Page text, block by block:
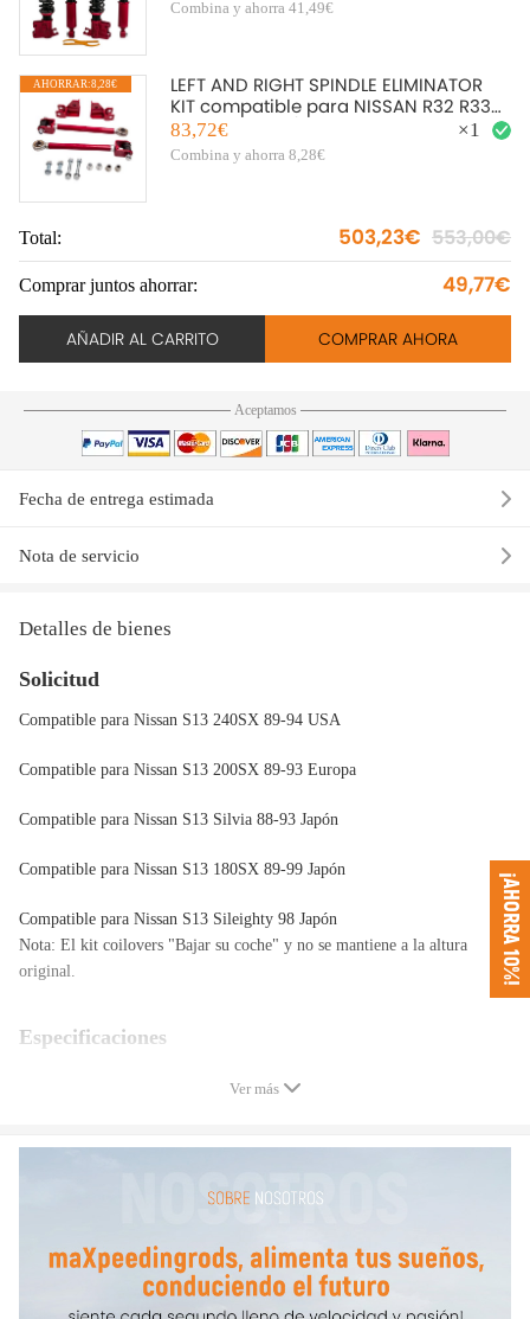
Combina y ahorra 41,49€
AHORRAR:8,28€
LEFT AND RIGHT SPINDLE ELIMINATOR
KIT compatible para NISSAN R32 R33
SKYLINE GTST / GTR A31
83,72€
Combina y ahorra 8,28€
×1
Total: 503,23€ 553,00€
Comprar juntos ahorrar: 49,77€
AÑADIR AL CARRITO COMPRAR AHORA
Aceptamos
Fecha de entrega estimada
Nota de servicio
Detalles de bienes
Solicitud
Compatible para Nissan S13 240SX 89-94 USA
Compatible para Nissan S13 200SX 89-93 Europa
Compatible para Nissan S13 Silvia 88-93 Japón
Compatible para Nissan S13 180SX 89-99 Japón
Compatible para Nissan S13 Sileighty 98 Japón
Nota: El kit coilovers "Bajar su coche" y no se mantiene a la altura
original.
Especificaciones
kg / mm (392 libras / pulgada).
Altura ajustable: sí, de 1 '' a 3 ''.
Ver más
¡AHORRA 10%!